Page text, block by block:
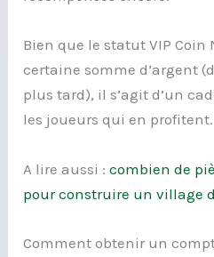
Bien que le statut VIP Coin
certaine somme d’argent
plus tard), il s’agit d’un
les joueurs qui en profitent.
A lire aussi :combien de
pour construire un village
Comment obtenir un